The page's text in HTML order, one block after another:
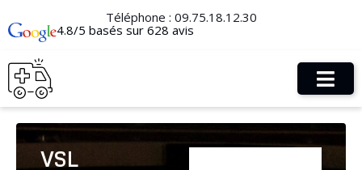
Téléphone : 09.75.18.12.30
4.8/5 basés sur 628 avis
VSL